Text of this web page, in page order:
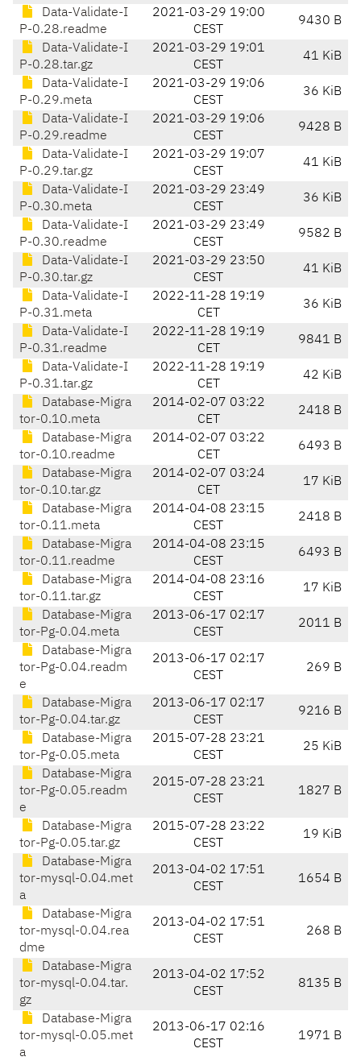
Data-Validate-I
P-0.28.readme
2021-03-29 19:00
CEST
9430 B
Data-Validate-I
P-0.28.tar.gz
2021-03-29 19:01
CEST
41 KiB
Data-Validate-I
P-0.29.meta
2021-03-29 19:06
CEST
36 KiB
Data-Validate-I
P-0.29.readme
2021-03-29 19:06
CEST
9428 B
Data-Validate-I
P-0.29.tar.gz
2021-03-29 19:07
CEST
41 KiB
Data-Validate-I
P-0.30.meta
2021-03-29 23:49
CEST
36 KiB
Data-Validate-I
P-0.30.readme
2021-03-29 23:49
CEST
9582 B
Data-Validate-I
P-0.30.tar.gz
2021-03-29 23:50
CEST
41 KiB
Data-Validate-I
P-0.31.meta
2022-11-28 19:19
CET
36 KiB
Data-Validate-I
P-0.31.readme
2022-11-28 19:19
CET
9841 B
Data-Validate-I
P-0.31.tar.gz
2022-11-28 19:19
CET
42 KiB
Database-Migra
tor-0.10.meta
2014-02-07 03:22
CET
2418 B
Database-Migra
tor-0.10.readme
2014-02-07 03:22
CET
6493 B
Database-Migra
tor-0.10.tar.gz
2014-02-07 03:24
CET
17 KiB
Database-Migra
tor-0.11.meta
2014-04-08 23:15
CEST
2418 B
Database-Migra
tor-0.11.readme
2014-04-08 23:15
CEST
6493 B
Database-Migra
tor-0.11.tar.gz
2014-04-08 23:16
CEST
17 KiB
Database-Migra
tor-Pg-0.04.meta
2013-06-17 02:17
CEST
2011 B
Database-Migra
tor-Pg-0.04.readm
e
2013-06-17 02:17
CEST
269 B
Database-Migra
tor-Pg-0.04.tar.gz
2013-06-17 02:17
CEST
9216 B
Database-Migra
tor-Pg-0.05.meta
2015-07-28 23:21
CEST
25 KiB
Database-Migra
tor-Pg-0.05.readm
e
2015-07-28 23:21
CEST
1827 B
Database-Migra
tor-Pg-0.05.tar.gz
2015-07-28 23:22
CEST
19 KiB
Database-Migra
tor-mysql-0.04.met
a
2013-04-02 17:51
CEST
1654 B
Database-Migra
tor-mysql-0.04.rea
dme
2013-04-02 17:51
CEST
268 B
Database-Migra
tor-mysql-0.04.tar.
gz
2013-04-02 17:52
CEST
8135 B
Database-Migra
tor-mysql-0.05.met
a
2013-06-17 02:16
CEST
1971 B